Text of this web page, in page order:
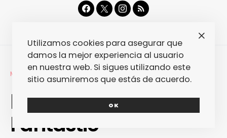
MÚSICA
Man Man – Life
Fantastic
Utilizamos cookies para asegurar que
damos la mejor experiencia al usuario
en nuestra web. Si sigues utilizando este
sitio asumiremos que estás de acuerdo.
OK